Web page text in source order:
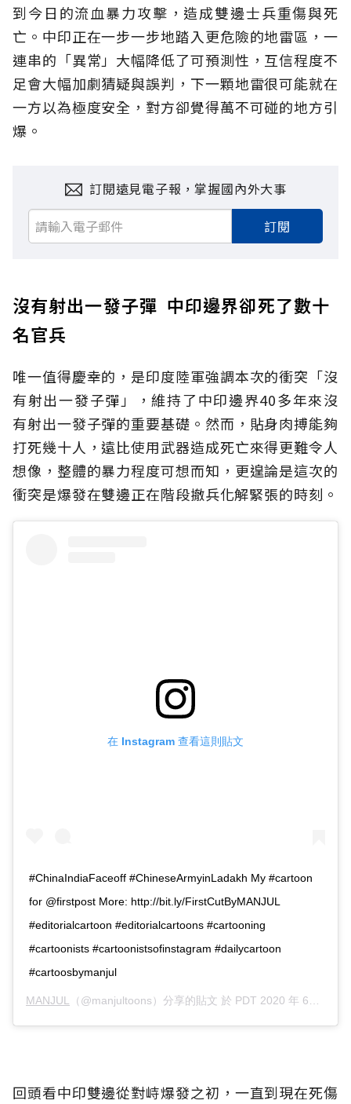
到今日的流血暴力攻擊，造成雙邊士兵重傷與死
亡。中印正在一步一步地踏入更危險的地雷區，一
連串的「異常」大幅降低了可預測性，互信程度不
足會大幅加劇猜疑與誤判，下一顆地雷很可能就在
一方以為極度安全，對方卻覺得萬不可碰的地方引
爆。
訂閱遠見電子報，掌握國內外大事
訂閱
沒有射出一發子彈 中印邊界卻死了數十
名官兵
唯一值得慶幸的，是印度陸軍強調本次的衝突「沒
有射出一發子彈」，維持了中印邊界40多年來沒
有射出一發子彈的重要基礎。然而，貼身肉搏能夠
打死幾十人，遠比使用武器造成死亡來得更難令人
想像，整體的暴力程度可想而知，更遑論是這次的
衝突是爆發在雙邊正在階段撤兵化解緊張的時刻。
在 Instagram 查看這則貼文
#ChinaIndiaFaceoff #ChineseArmyinLadakh My #cartoon
for @firstpost More: http://bit.ly/FirstCutByMANJUL
#editorialcartoon #editorialcartoons #cartooning
#cartoonists #cartoonistsofinstagram #dailycartoon
#cartoosbymanjul
MANJUL （@manjultoons）分享的貼文 於 PDT 2020 年 6月 月 16 日 上午 9:05
回頭看中印雙邊從對峙爆發之初，一直到現在死傷